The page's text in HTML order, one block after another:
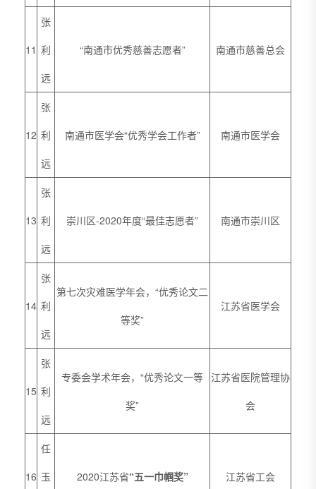
11
张
利
远
“南通市优秀慈善志愿者” 南通市慈善总会
12
张
利
远
南通市医学会“优秀学会工作者” 南通市医学会
13
张
利
远
崇川区-2020年度“最佳志愿者” 南通市崇川区
14
张
利
远
第七次灾难医学年会，“优秀论文二
等奖”
江苏省医学会
15
张
利
远
专委会学术年会，“优秀论文一等
奖”
江苏省医院管理协
会
16
任
玉
2020江苏省“五一巾帼奖” 江苏省工会